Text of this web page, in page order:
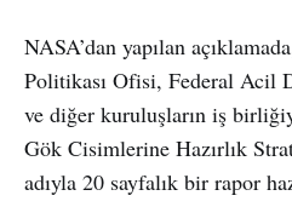
NASA’dan yapılan
Politikası Ofisi, Federal Acil
ve diğer kuruluşların iş
Gök Cisimlerine Hazırlık
adıyla 20 sayfalık bir rapor